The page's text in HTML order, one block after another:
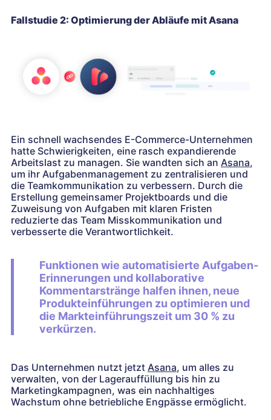
Fallstudie 2: Optimierung der Abläufe mit Asana
Ein schnell wachsendes E-Commerce-Unternehmen
hatte Schwierigkeiten, eine rasch expandierende
Arbeitslast zu managen. Sie wandten sich an Asana,
um ihr Aufgabenmanagement zu zentralisieren und
die Teamkommunikation zu verbessern. Durch die
Erstellung gemeinsamer Projektboards und die
Zuweisung von Aufgaben mit klaren Fristen
reduzierte das Team Misskommunikation und
verbesserte die Verantwortlichkeit.
Funktionen wie automatisierte Aufgaben-
Erinnerungen und kollaborative
Kommentarstränge halfen ihnen, neue
Produkteinführungen zu optimieren und
die Markteinführungszeit um 30 % zu
verkürzen.
Das Unternehmen nutzt jetzt Asana, um alles zu
verwalten, von der Lagerauffüllung bis hin zu
Marketingkampagnen, was ein nachhaltiges
Wachstum ohne betriebliche Engpässe ermöglicht.